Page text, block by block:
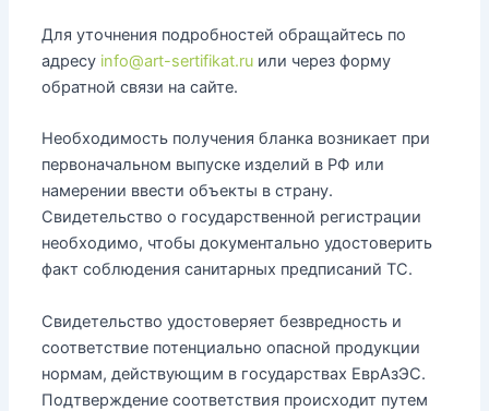
Для уточнения подробностей обращайтесь по
адресу info@art-sertifikat.ruили через форму
обратной связи на сайте.
Необходимость получения бланка возникает при
первоначальном выпуске изделий в РФ или
намерении ввести объекты в страну.
Свидетельство о государственной регистрации
необходимо, чтобы документально удостоверить
факт соблюдения санитарных предписаний ТС.
Свидетельство удостоверяет безвредность и
соответствие потенциально опасной продукции
нормам, действующим в государствах ЕврАзЭС.
Подтверждение соответствия происходит путем